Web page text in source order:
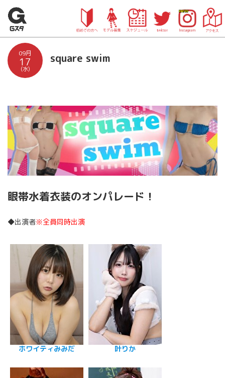
09月
17
(水)
square swim
眼帯水着衣装のオンパレード！
◆出演者※全員同時出演
ホワイティみみだ 叶りか